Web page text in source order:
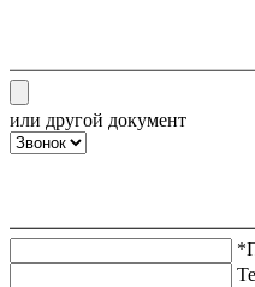
или другой документ